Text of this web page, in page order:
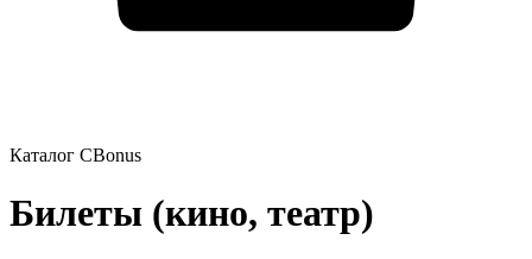
Каталог CBonus
Билеты (кино, театр)